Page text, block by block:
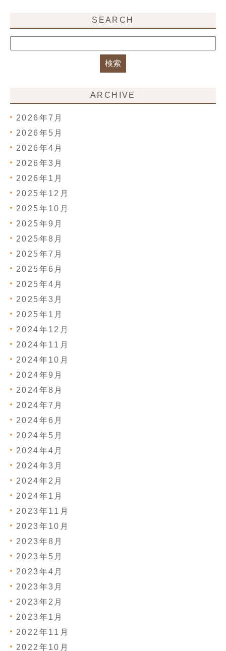
SEARCH
ARCHIVE
2026年7月
2026年5月
2026年4月
2026年3月
2026年1月
2025年12月
2025年10月
2025年9月
2025年8月
2025年7月
2025年6月
2025年4月
2025年3月
2025年1月
2024年12月
2024年11月
2024年10月
2024年9月
2024年8月
2024年7月
2024年6月
2024年5月
2024年4月
2024年3月
2024年2月
2024年1月
2023年11月
2023年10月
2023年8月
2023年5月
2023年4月
2023年3月
2023年2月
2023年1月
2022年11月
2022年10月